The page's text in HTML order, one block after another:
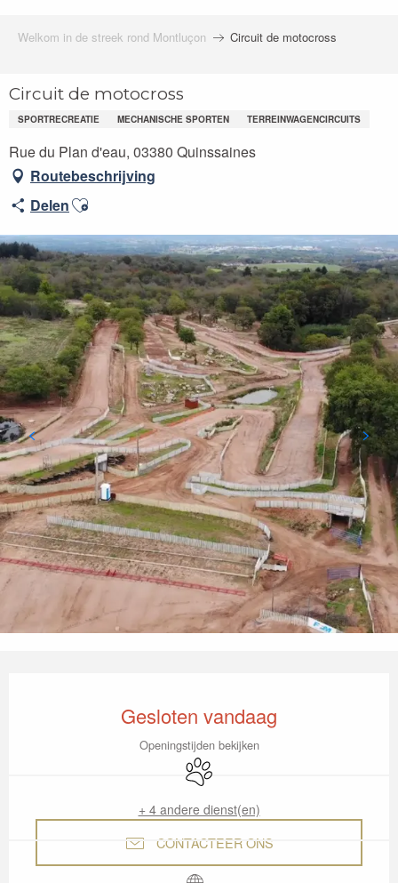
Welkom in de streek rond Montluçon Circuit de motocross
Circuit de motocross
SPORTRECREATIE MECHANISCHE SPORTEN TERREINWAGENCIRCUITS
Rue du Plan d'eau, 03380 Quinssaines
Routebeschrijving
DelenAjouter aux favoris
Gesloten vandaag
Openingstijden bekijken
Dieren toegelaten
+ 4 andere dienst(en)
CONTACTEER ONS